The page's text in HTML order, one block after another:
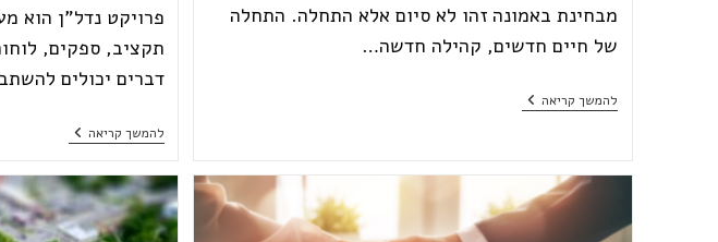
מבחינת באמונה זהו לא סיום אלא התחלה. התחלה
של חיים חדשים, קהילה חדשה…
להמשך קריאהחברת
באמונה:
היא
נקודת
פרויקט נדל"ן הוא
תקציב, ספקים,
דברים יכולים
להמשך קריאה היתרונות
של
מקצועית
לניהול
פרויקטים
בנדל"ן